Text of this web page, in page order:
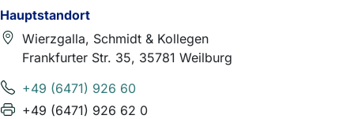
Hauptstandort
Wierzgalla, Schmidt & Kollegen
Frankfurter Str. 35, 35781 Weilburg
+49 (6471) 926 60
+49 (6471) 926 62 0